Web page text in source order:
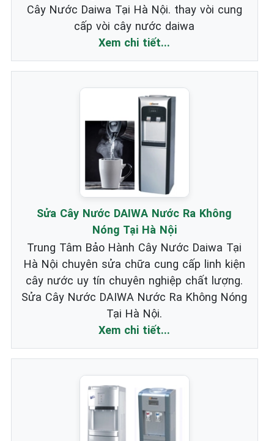
Cây Nước Daiwa Tại Hà Nội. thay vòi cung
cấp vòi cây nước daiwa
Xem chi tiết...
Sửa Cây Nước DAIWA Nước Ra Không
Nóng Tại Hà Nội
Trung Tâm Bảo Hành Cây Nước Daiwa Tại
Hà Nội chuyên sửa chữa cung cấp linh kiện
cây nước uy tín chuyên nghiệp chất lượng.
Sửa Cây Nước DAIWA Nước Ra Không Nóng
Tại Hà Nội.
Xem chi tiết...